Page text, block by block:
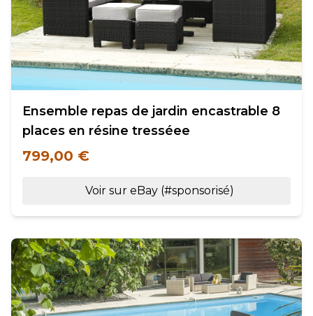
Ensemble repas de jardin encastrable 8
places en résine tresséee
799,00 €
Voir sur eBay (#sponsorisé)